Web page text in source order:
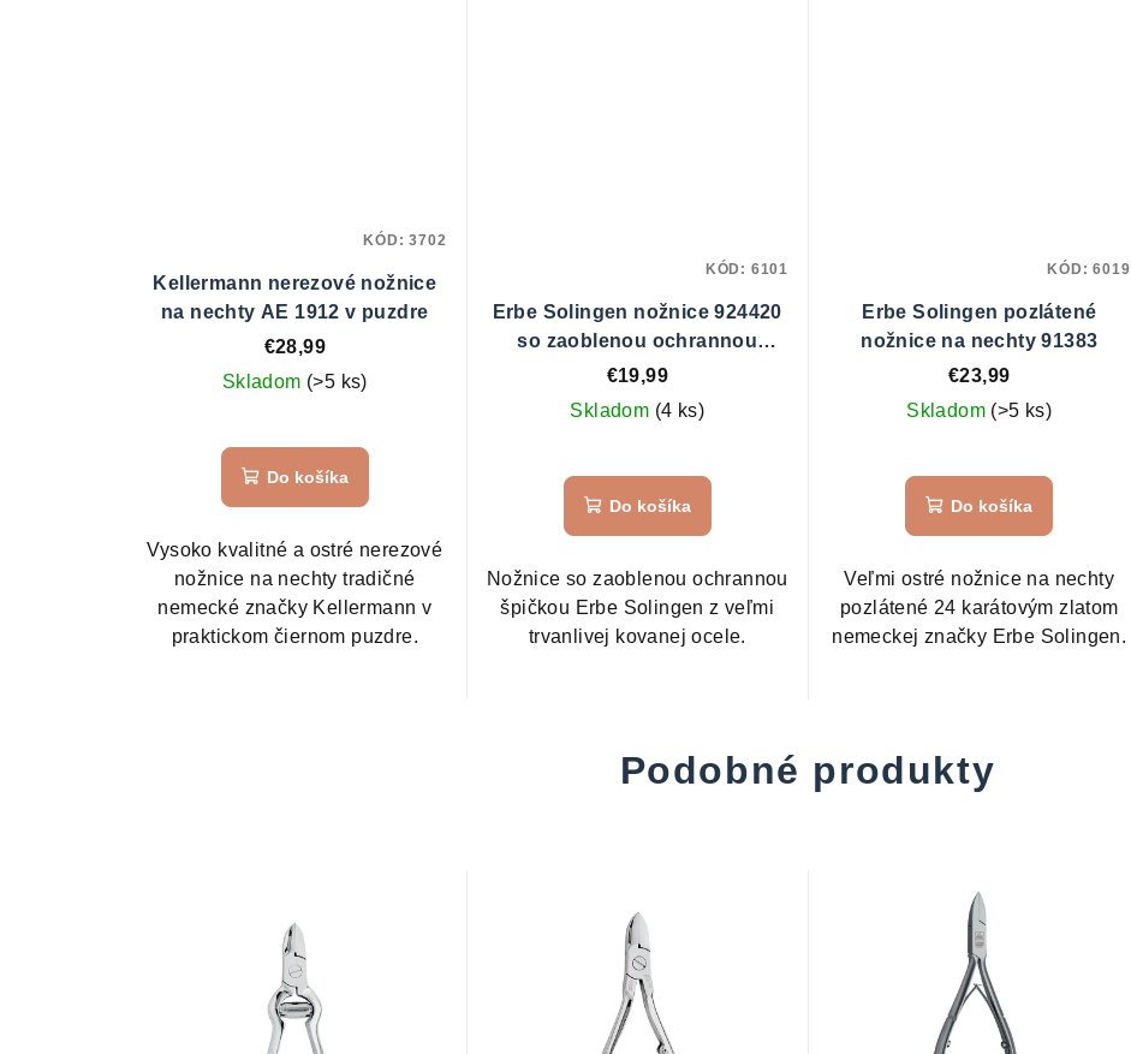
Kellermann nerezové nožnice
na nechty AE 1912 v puzdre
€28,99
Skladom (>5 ks)
Do košíka
Vysoko kvalitné a ostré nerezové
nožnice na nechty tradičné
nemecké značky Kellermann v
praktickom čiernom puzdre.
KÓD:3702
Erbe Solingen nožnice 924420
so zaoblenou ochrannou
špičkou
€19,99
Skladom (4 ks)
Do košíka
Nožnice so zaoblenou ochrannou
špičkou Erbe Solingen z veľmi
trvanlivej kovanej ocele.
KÓD: 6101
Erbe Solingen pozlátené
nožnice na nechty 91383
€23,99
Skladom (>5 ks)
Do košíka
Veľmi ostré nožnice na nechty
pozlátené 24 karátovým zlatom
nemeckej značky Erbe Solingen.
KÓD:6019
Podobné produkty